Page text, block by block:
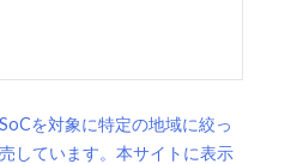
を対象に特定の地域に絞っ
しています。本サイトに表示